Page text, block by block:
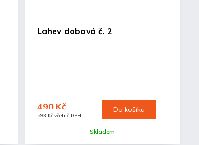
Lahev dobová č. 2
Skladem
593 Kč včetně DPH
490 Kč Do košíku